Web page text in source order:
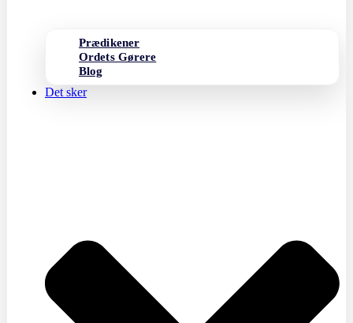
Prædikener
Ordets Gørere
Blog
Det sker